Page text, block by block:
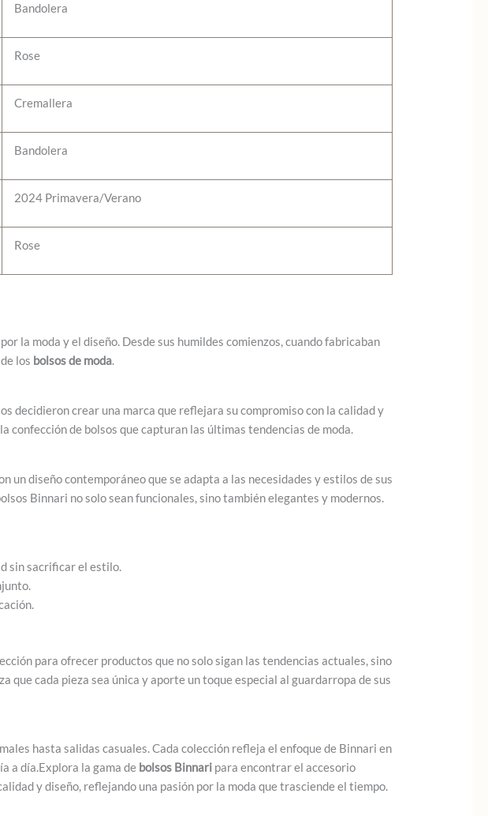
Bandolera
Rose
Cremallera
Bandolera
2024 Primavera/Verano
Rose
la moda y el diseño. Desde sus humildes comienzos, cuando fabricaban
los bolsos de moda.
decidieron crear una marca que reflejara su compromiso con la calidad y
confección de bolsos que capturan las últimas tendencias de moda.
un diseño contemporáneo que se adapta a las necesidades y estilos de sus
Binnari no solo sean funcionales, sino también elegantes y modernos.
sin sacrificar el estilo.
para ofrecer productos que no solo sigan las tendencias actuales, sino
que cada pieza sea única y aporte un toque especial al guardarropa de sus
hasta salidas casuales. Cada colección refleja el enfoque de Binnari en
a día.Explora la gama de bolsos Binnari para encontrar el accesorio
y diseño, reflejando una pasión por la moda que trasciende el tiempo.